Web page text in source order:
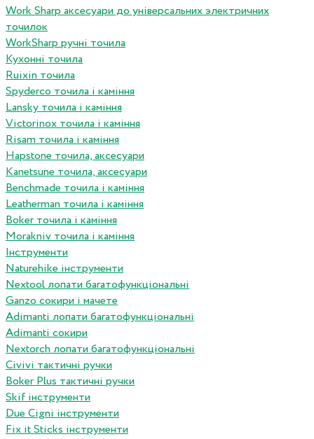
Work Sharp аксесуари до унiверсальних электричних
точилок
WorkSharp ручні точила
Кухонні точила
Ruixin точила
Spyderco точила і каміння
Lansky точила і каміння
Victorinox точила і каміння
Risam точила і каміння
Hapstone точила, аксесуари
Kanetsune точила, аксесуари
Benchmade точила і каміння
Leatherman точила і каміння
Boker точила і каміння
Morakniv точила і каміння
Інструменти
Naturehike інструменти
Nextool лопати багатофункціональні
Ganzo сокири і мачете
Adimanti лопати багатофункціональні
Adimanti сокири
Nextorch лопати багатофункціональні
Сivivi тактичні ручки
Boker Plus тактичні ручки
Skif інструменти
Due Cigni інструменти
Fix it Sticks інструменти